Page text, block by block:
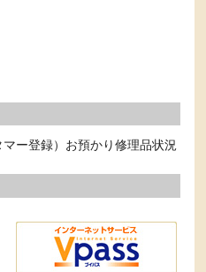
マー登録）お預かり修理品状況